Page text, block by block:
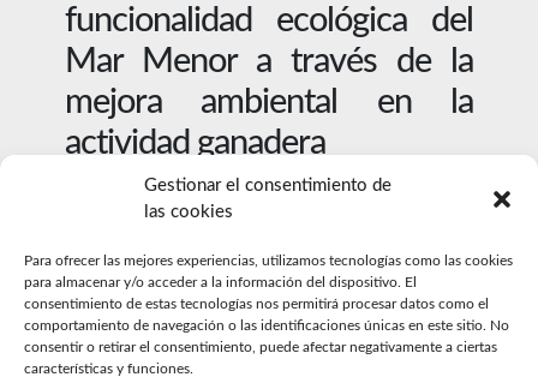
Gestionar el consentimiento de
las cookies
Para ofrecer las mejores experiencias, utilizamos tecnologías como las cookies
para almacenar y/o acceder a la información del dispositivo. El
consentimiento de estas tecnologías nos permitirá procesar datos como el
comportamiento de navegación o las identificaciones únicas en este sitio. No
consentir o retirar el consentimiento, puede afectar negativamente a ciertas
características y funciones.
funcionalidad ecológica del
Mar Menor a través de la
mejora ambiental en la
actividad ganadera
© 2026 Fundación Biodiversidad.
Politica de privacidad
Aviso legal